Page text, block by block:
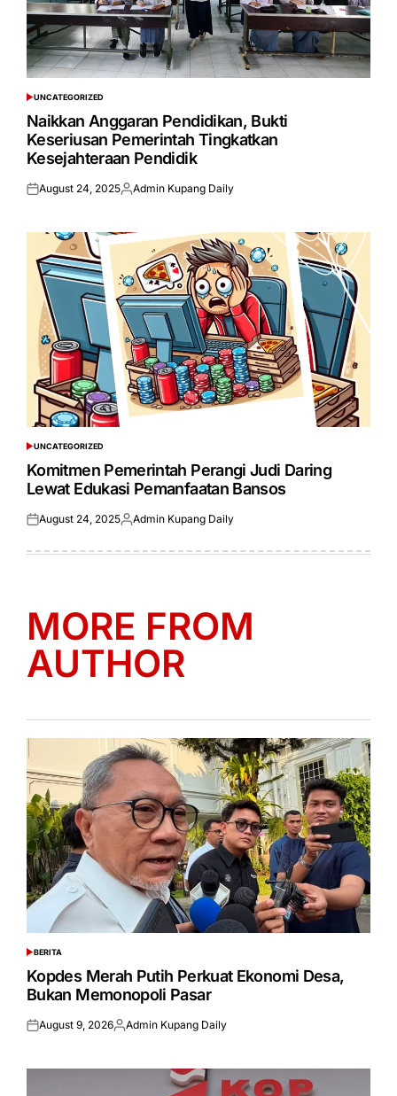
POSTED
IN
UNCATEGORIZED
Naikkan Anggaran Pendidikan, Bukti
Keseriusan Pemerintah Tingkatkan
Kesejahteraan Pendidik
Posted
August 24, 2025Posted
Admin Kupang Daily
POSTED
IN
UNCATEGORIZED
Komitmen Pemerintah Perangi Judi Daring
Lewat Edukasi Pemanfaatan Bansos
Posted
August 24, 2025Posted
Admin Kupang Daily
MORE FROM
AUTHOR
POSTED
IN
BERITA
Kopdes Merah Putih Perkuat Ekonomi Desa,
Bukan Memonopoli Pasar
Posted
August 9, 2026Posted
Admin Kupang Daily